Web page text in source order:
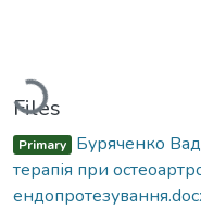
Loading...
Files
Primary Буряченко
терапія при